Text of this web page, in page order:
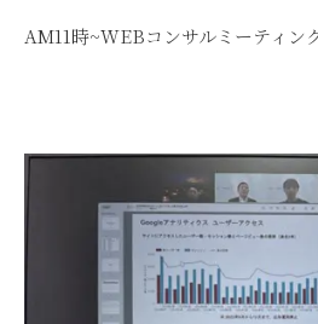
AM11時~WEBコンサルミーティン